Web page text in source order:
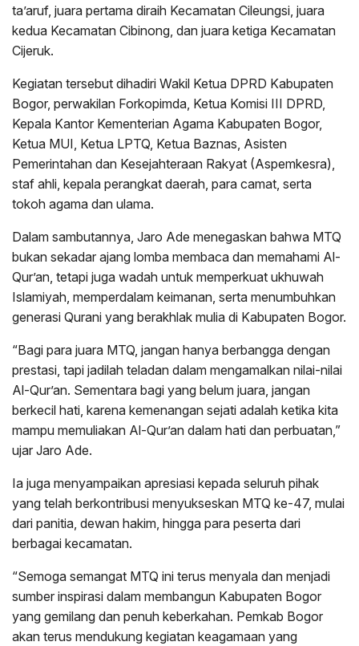
ta’aruf, juara pertama diraih Kecamatan Cileungsi, juara
kedua Kecamatan Cibinong, dan juara ketiga Kecamatan
Cijeruk.
Kegiatan tersebut dihadiri Wakil Ketua DPRD Kabupaten
Bogor, perwakilan Forkopimda, Ketua Komisi III DPRD,
Kepala Kantor Kementerian Agama Kabupaten Bogor,
Ketua MUI, Ketua LPTQ, Ketua Baznas, Asisten
Pemerintahan dan Kesejahteraan Rakyat (Aspemkesra),
staf ahli, kepala perangkat daerah, para camat, serta
tokoh agama dan ulama.
Dalam sambutannya, Jaro Ade menegaskan bahwa MTQ
bukan sekadar ajang lomba membaca dan memahami Al-
Qur’an, tetapi juga wadah untuk memperkuat ukhuwah
Islamiyah, memperdalam keimanan, serta menumbuhkan
generasi Qurani yang berakhlak mulia di Kabupaten Bogor.
“Bagi para juara MTQ, jangan hanya berbangga dengan
prestasi, tapi jadilah teladan dalam mengamalkan nilai-nilai
Al-Qur’an. Sementara bagi yang belum juara, jangan
berkecil hati, karena kemenangan sejati adalah ketika kita
mampu memuliakan Al-Qur’an dalam hati dan perbuatan,”
ujar Jaro Ade.
Ia juga menyampaikan apresiasi kepada seluruh pihak
yang telah berkontribusi menyukseskan MTQ ke-47, mulai
dari panitia, dewan hakim, hingga para peserta dari
berbagai kecamatan.
“Semoga semangat MTQ ini terus menyala dan menjadi
sumber inspirasi dalam membangun Kabupaten Bogor
yang gemilang dan penuh keberkahan. Pemkab Bogor
akan terus mendukung kegiatan keagamaan yang